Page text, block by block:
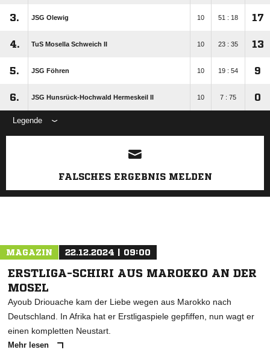
3. JSG Olewig 10 51 : 18 17
4. TuS Mosella Schweich II 10 23 : 35 13
5. JSG Föhren 10 19 : 54 9
6. JSG Hunsrück-Hochwald Hermeskeil II 10 7 : 75 0
Legende
ANZEIGE
FALSCHES ERGEBNIS MELDEN
MAGAZIN 22.12.2024 | 09:00
ERSTLIGA-SCHIRI AUS MAROKKO AN DER
MOSEL
Ayoub Driouache kam der Liebe wegen aus Marokko nach
Deutschland. In Afrika hat er Erstligaspiele gepfiffen, nun wagt er
einen kompletten Neustart.
Mehr lesen